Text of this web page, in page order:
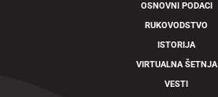
OSNOVNI PODACI
RUKOVODSTVO
ISTORIJA
VIRTUALNA ŠETNJA
VESTI